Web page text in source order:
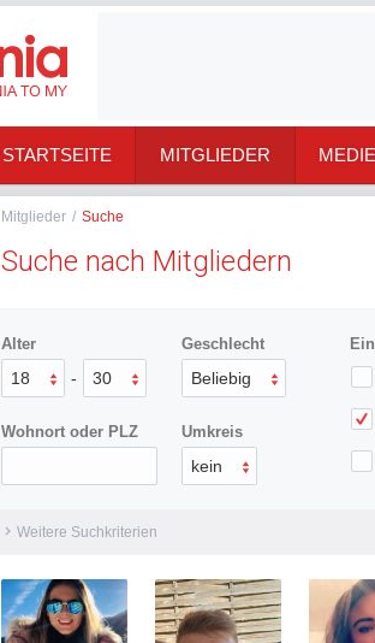
STARTSEITE MITGLIEDER
Mitglieder / Suche
Suche nach Mitgliedern
Alter
18 - 30
Wohnort oder PLZ
Geschlecht
Beliebig
Umkreis
kein
Weitere Suchkriterien